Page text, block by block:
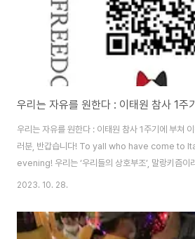
우리는 자유를 원한다 : 이태원 참사 1주
우리는 자유를 원한다 : 이태원 참사 1주기에 부쳐
러분, 반갑습니다! To yall who have come to
evening! 우리는 ‘우리들의 상호부조’, 말랑키즘이
활동하고 있는 회원들입니다. We’re members
만나게 되어 진심으로 반갑습니다. We’re all
Halloween. 이럴 줄 알았습니다. We knew
2023. 10. 28.